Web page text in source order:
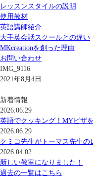
レッスンスタイルの説明
使用教材
英語講師紹介
大手英会話スクールとの違い
MKcreationを創った理由
お問い合わせ
IMG_9116
2021年8月4日
新着情報
2026.06.29
英語でクッキング！MYピザ
2026.06.29
クミコ先生がトーマス先生の
2026.04.02
新しい教室になりました！
過去の一覧はこちら